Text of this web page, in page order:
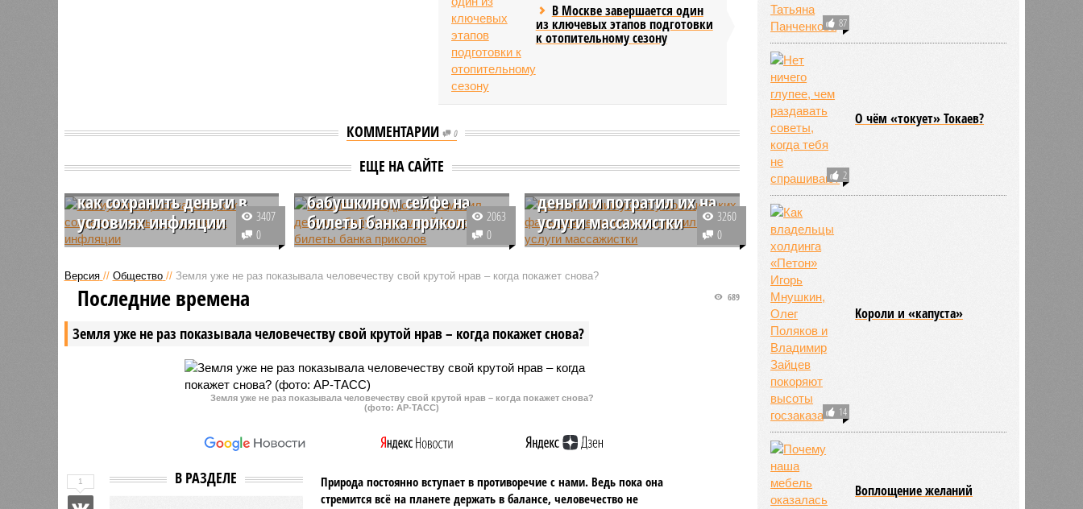
В Москве завершается один
из ключевых этапов подготовки
к отопительному сезону
КОММЕНТАРИИ 0
ЕЩЕ НА САЙТЕ
как сохранить деньги в
условиях инфляции
По словам главы Центробанка
сберечь деньги и даже
приумножить накопления можно
при помощи депозитов, ставки по
которым сейчас очень
3407
0
Российский подросток
заменил деньги в
бабушкином сейфе на
билеты банка приколов
Несовершеннолетний житель
следствие после того, как украл
приколов.
2063
0
Разнорабочий украл у
деньги и потратил их на
услуги массажистки
В Ставрополье мужчина украл из
доказательствами фальшивые
отношении него возбуждено
разбирательство грозит и
правоохранительных органов.
3260
0
Версия // Общество // Земля уже не раз показывала человечеству свой крутой нрав – когда покажет снова?
Земля уже не раз показывала человечеству свой крутой нрав – когда покажет снова?
689
Последние времена
Земля уже не раз показывала человечеству свой крутой нрав – когда покажет снова?
(фото: АР-ТАСС)
В РАЗДЕЛЕ
Природа постоянно вступает в противоречие с нами. Ведь пока она
стремится всё на планете держать в балансе, человечество не
1
87
2
О чём «токует» Токаев?
14
Kороли и «капуста»
Воплощение желаний